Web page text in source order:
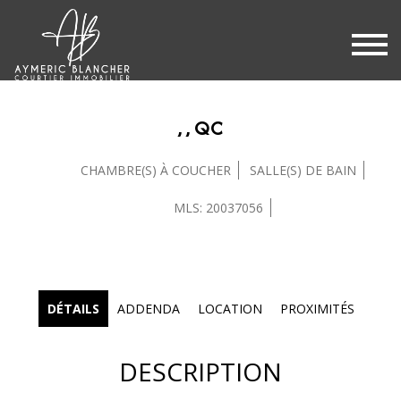
, , QC
CHAMBRE(S) À COUCHER SALLE(S) DE BAIN
MLS: 20037056
DÉTAILS ADDENDA LOCATION PROXIMITÉS
DESCRIPTION